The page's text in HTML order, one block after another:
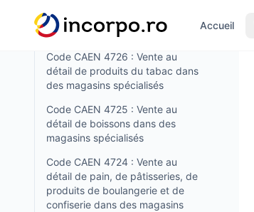
principal
Accueil
alimentaires en magasin
spécialisé
Code CAEN 4726 : Vente au
détail de produits du tabac dans
des magasins spécialisés
Code CAEN 4725 : Vente au
détail de boissons dans des
magasins spécialisés
Code CAEN 4724 : Vente au
détail de pain, de pâtisseries, de
produits de boulangerie et de
confiserie dans des magasins